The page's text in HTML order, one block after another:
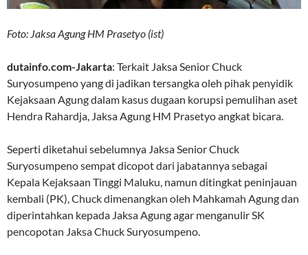
Foto: Jaksa Agung HM Prasetyo (ist)
dutainfo.com-Jakarta: Terkait Jaksa Senior Chuck
Suryosumpeno yang di jadikan tersangka oleh pihak penyidik
Kejaksaan Agung dalam kasus dugaan korupsi pemulihan aset
Hendra Rahardja, Jaksa Agung HM Prasetyo angkat bicara.
Seperti diketahui sebelumnya Jaksa Senior Chuck
Suryosumpeno sempat dicopot dari jabatannya sebagai
Kepala Kejaksaan Tinggi Maluku, namun ditingkat peninjauan
kembali (PK), Chuck dimenangkan oleh Mahkamah Agung dan
diperintahkan kepada Jaksa Agung agar menganulir SK
pencopotan Jaksa Chuck Suryosumpeno.